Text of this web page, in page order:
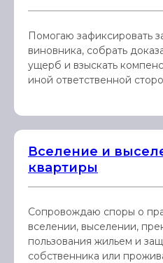
Помогаю зафиксировать
виновника, собрать
ущерб и взыскать
иной ответственной
Вселение и
квартиры
Сопровождаю споры о
вселении, выселении,
пользования жильем и
собственника или